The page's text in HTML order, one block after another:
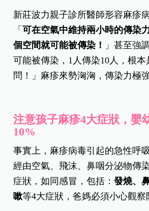
新莊波力親子診所醫師形容麻疹
「可在空氣中維持兩小時的傳染力
個空間就可能被傳染！
」甚至強
可能被傳染，1人傳染10人，根
問！」麻疹來勢洶洶，傳染力極強
注意孩子麻疹4大症狀，嬰
10%
事實上，麻疹病毒引起的急性呼
經由空氣、飛沫、鼻咽分泌物傳
症狀，如同感冒，包括：發燒、
嗽等4大症狀，爸媽必須小心觀察